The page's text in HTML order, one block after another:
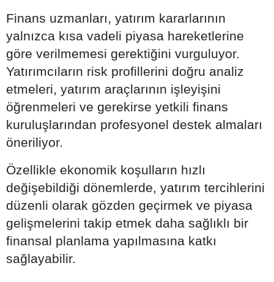
Finans uzmanları, yatırım kararlarının
yalnızca kısa vadeli piyasa hareketlerine
göre verilmemesi gerektiğini vurguluyor.
Yatırımcıların risk profillerini doğru analiz
etmeleri, yatırım araçlarının işleyişini
öğrenmeleri ve gerekirse yetkili finans
kuruluşlarından profesyonel destek almaları
öneriliyor.
Özellikle ekonomik koşulların hızlı
değişebildiği dönemlerde, yatırım tercihlerini
düzenli olarak gözden geçirmek ve piyasa
gelişmelerini takip etmek daha sağlıklı bir
finansal planlama yapılmasına katkı
sağlayabilir.